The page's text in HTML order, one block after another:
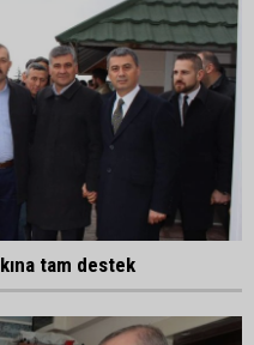
tam destek